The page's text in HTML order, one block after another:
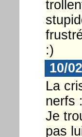
:)
10/
La
nerfs
Je
pas